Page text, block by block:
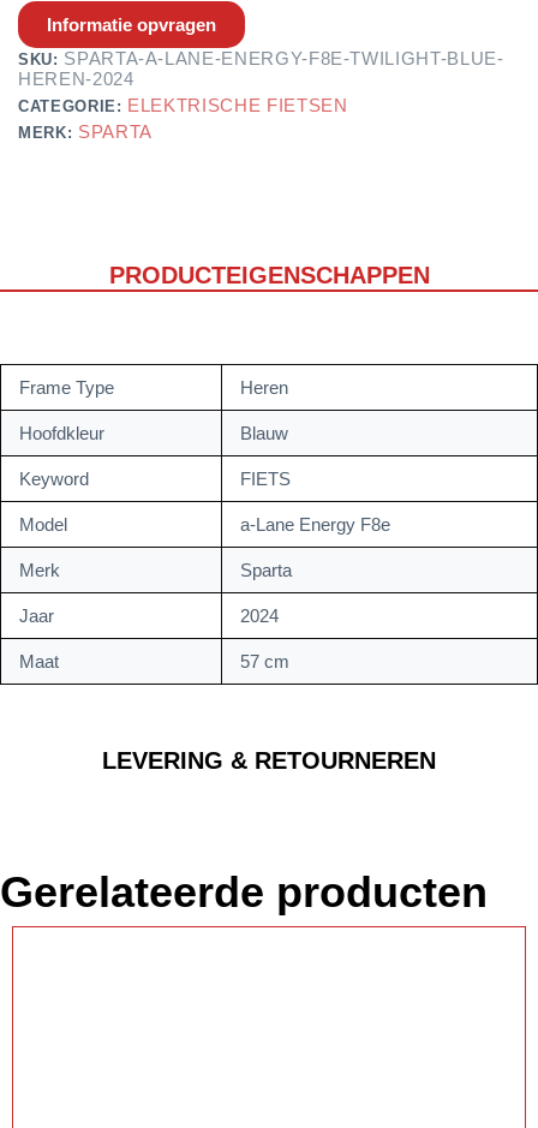
Informatie opvragen
SKU: SPARTA-A-LANE-ENERGY-F8E-TWILIGHT-BLUE-
HEREN-2024
CATEGORIE: ELEKTRISCHE FIETSEN
MERK: SPARTA
PRODUCTEIGENSCHAPPEN
LEVERING & RETOURNEREN
Frame Type Heren
Hoofdkleur Blauw
Keyword FIETS
Model a-Lane Energy F8e
Merk Sparta
Jaar 2024
Maat 57 cm
Gerelateerde producten